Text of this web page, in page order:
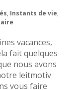
, Instants de vie,
vacances,
fait quelques
nous avons
leitmotiv
vous faire